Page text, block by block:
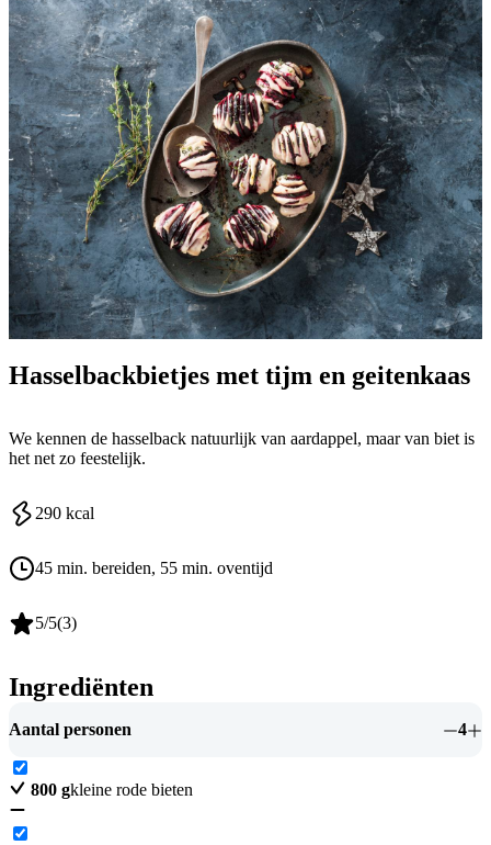
Hasselbackbietjes met tijm en geitenkaas
We kennen de hasselback natuurlijk van aardappel, maar van biet is
het net zo feestelijk.
290 kcal
45 min. bereiden, 55 min. oventijd
5/5(3)
Ingrediënten
Aantal personen 4
800 gkleine rode bieten